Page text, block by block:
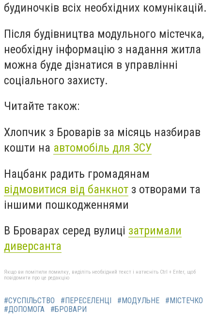
будиночків всіх необхідних комунікацій.
Після будівництва модульного містечка,
необхідну інформацію з надання житла
можна буде дізнатися в управлінні
соціального захисту.
Читайте також:
Хлопчик з Броварів за місяць назбирав
кошти на автомобіль для ЗСУ
Нацбанк радить громадянам
відмовитися від банкнот з отворами та
іншими пошкодженнями
В Броварах серед вулиці затримали
диверсанта
Якщо ви помітили помилку, виділіть необхідний текст і натисніть Ctrl + Enter, щоб
повідомити про це редакцію
#СУСПІЛЬСТВО #ПЕРЕСЕЛЕНЦІ #МОДУЛЬНЕ
#МІСТЕЧКО
#ДОПОМОГА
#БРОВАРИ